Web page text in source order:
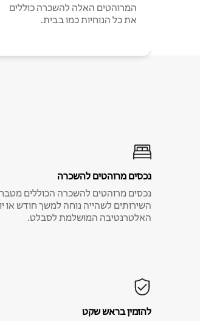
המרוהטים האלה להשכרה כוללים
את כל הנוחיות כמו בבית.
נכסים מרוהטים להשכרה
נכסים מרוהטים להשכרה הכוללים
השירותים לשהייה נוחה למשך חודש או
האלטרנטיבה המושלמת לסבלט.
להזמין בראש שקט